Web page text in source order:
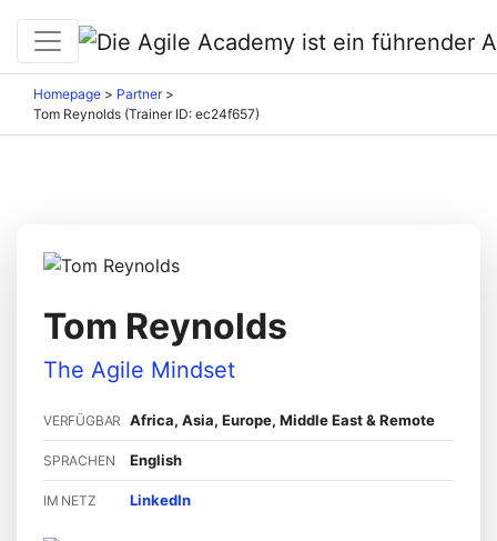
Homepage > Partner>
Tom Reynolds (Trainer ID: ec24f657)
Tom Reynolds
The Agile Mindset
VERFÜGBAR Africa, Asia, Europe, Middle East & Remote
SPRACHEN English
IM NETZ LinkedIn